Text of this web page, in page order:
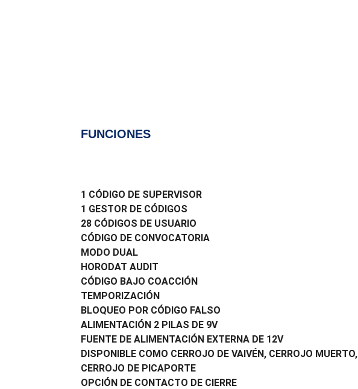
FUNCIONES
1 CÓDIGO DE SUPERVISOR
1 GESTOR DE CÓDIGOS
28 CÓDIGOS DE USUARIO
CÓDIGO DE CONVOCATORIA
MODO DUAL
HORODAT AUDIT
CÓDIGO BAJO COACCIÓN
TEMPORIZACIÓN
BLOQUEO POR CÓDIGO FALSO
ALIMENTACIÓN 2 PILAS DE 9V
FUENTE DE ALIMENTACIÓN EXTERNA DE 12V
DISPONIBLE COMO CERROJO DE VAIVÉN, CERROJO MUERTO,
CERROJO DE PICAPORTE
OPCIÓN DE CONTACTO DE CIERRE